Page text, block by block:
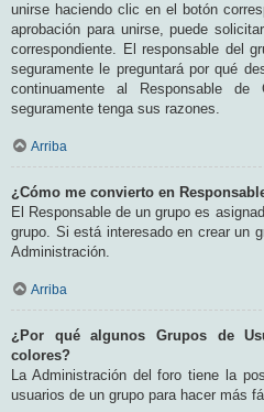
unirse haciendo clic en el botón
aprobación para unirse, puede
correspondiente. El responsable del
seguramente le preguntará por qué
continuamente al Responsable
seguramente tenga sus razones.
Arriba
¿Cómo me convierto en
El Responsable de un grupo es
grupo. Si está interesado en crear un
Administración.
Arriba
¿Por qué algunos Grupos de
colores?
La Administración del foro tiene la
usuarios de un grupo para hacer más